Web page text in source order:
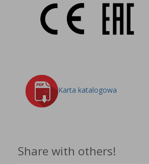
Karta katalogowa
Share with others!